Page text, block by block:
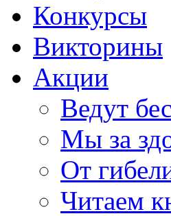
Конкурсы
Викторины
Акции
Ведут
Мы за
От
Читаем